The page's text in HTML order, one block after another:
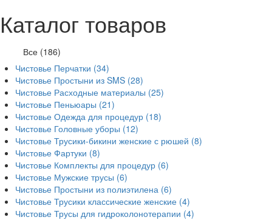
Каталог товаров
Все (186)
Чистовье Перчатки (34)
Чистовье Простыни из SMS (28)
Чистовье Расходные материалы (25)
Чистовье Пеньюары (21)
Чистовье Одежда для процедур (18)
Чистовье Головные уборы (12)
Чистовье Трусики-бикини женские с рюшей (8)
Чистовье Фартуки (8)
Чистовье Комплекты для процедур (6)
Чистовье Мужские трусы (6)
Чистовье Простыни из полиэтилена (6)
Чистовье Трусики классические женские (4)
Чистовье Трусы для гидроколонотерапии (4)